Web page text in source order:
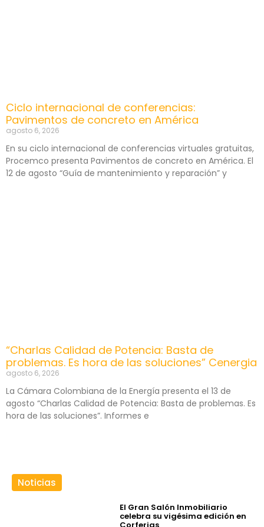
Ciclo internacional de conferencias:
Pavimentos de concreto en América
agosto 6, 2026
En su ciclo internacional de conferencias virtuales gratuitas,
Procemco presenta Pavimentos de concreto en América. El
12 de agosto “Guía de mantenimiento y reparación” y
“Charlas Calidad de Potencia: Basta de
problemas. Es hora de las soluciones” Cenergia
agosto 6, 2026
La Cámara Colombiana de la Energía presenta el 13 de
agosto “Charlas Calidad de Potencia: Basta de problemas. Es
hora de las soluciones”. Informes e
Noticias
El Gran Salón Inmobiliario
celebra su vigésima edición en
Corferias